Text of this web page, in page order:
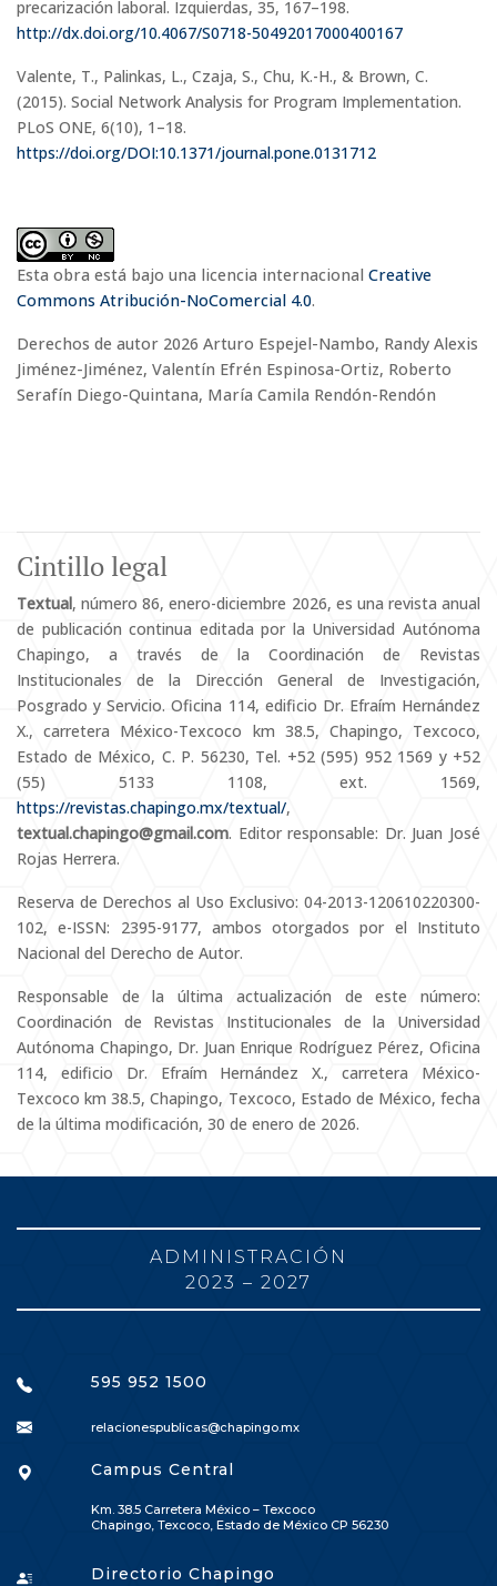
precarización laboral. Izquierdas, 35, 167–198.
http://dx.doi.org/10.4067/S0718-50492017000400167
Valente, T., Palinkas, L., Czaja, S., Chu, K.-H., & Brown, C.
(2015). Social Network Analysis for Program Implementation.
PLoS ONE, 6(10), 1–18.
https://doi.org/DOI:10.1371/journal.pone.0131712
Esta obra está bajo una licencia internacional Creative
Commons Atribución-NoComercial 4.0.
Derechos de autor 2026 Arturo Espejel-Nambo, Randy Alexis
Jiménez-Jiménez, Valentín Efrén Espinosa-Ortiz, Roberto
Serafín Diego-Quintana, María Camila Rendón-Rendón
Cintillo legal
Textual, número 86, enero-diciembre 2026, es una revista anual
de publicación continua editada por la Universidad Autónoma
Chapingo, a través de la Coordinación de Revistas
Institucionales de la Dirección General de Investigación,
Posgrado y Servicio. Oficina 114, edificio Dr. Efraím Hernández
X., carretera México-Texcoco km 38.5, Chapingo, Texcoco,
Estado de México, C. P. 56230, Tel. +52 (595) 952 1569 y +52
(55) 5133 1108, ext. 1569,
https://revistas.chapingo.mx/textual/,
textual.chapingo@gmail.com. Editor responsable: Dr. Juan José
Rojas Herrera.
Reserva de Derechos al Uso Exclusivo: 04-2013-120610220300-
102, e-ISSN: 2395-9177, ambos otorgados por el Instituto
Nacional del Derecho de Autor.
Responsable de la última actualización de este número:
Coordinación de Revistas Institucionales de la Universidad
Autónoma Chapingo, Dr. Juan Enrique Rodríguez Pérez, Oficina
114, edificio Dr. Efraím Hernández X., carretera México-
Texcoco km 38.5, Chapingo, Texcoco, Estado de México, fecha
de la última modificación, 30 de enero de 2026.
ADMINISTRACIÓN
2023 – 2027
595 952 1500
relacionespublicas@chapingo.mx
Campus Central
Km. 38.5 Carretera México – Texcoco
Chapingo, Texcoco, Estado de México CP 56230
Directorio Chapingo